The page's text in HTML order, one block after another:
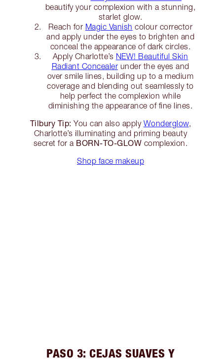
beautify your complexion with a stunning,
starlet glow.
Reach for Magic Vanish colour corrector
and apply under the eyes to brighten and
conceal the appearance of dark circles.
Apply Charlotte’s NEW! Beautiful Skin
Radiant Concealer under the eyes and
over smile lines, building up to a medium
coverage and blending out seamlessly to
help perfect the complexion while
diminishing the appearance of fine lines.
Tilbury Tip: You can also apply Wonderglow,
Charlotte’s illuminating and priming beauty
secret for a BORN-TO-GLOW complexion.
Shop face makeup
PASO 3: CEJAS SUAVES Y